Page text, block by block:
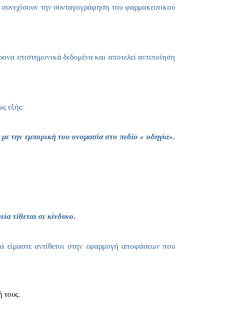
την συνταγογράφηση του φαρμακευτικού
επιστημονικά δεδομένα και αποτελεί αντιποίηση
εξής:
την εμπορική του ονομασία στο πεδίο « οδηγία».
τίθεται σε κίνδυνο.
είμαστε αντίθετοι στην εφαρμογή αποφάσεων που
τους.